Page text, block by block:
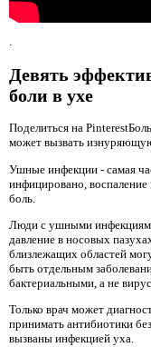
.
Девять
боли в ухе
Поделиться на
может вызвать
Ушные инфекции - самая
инфицировано,
боль.
Люди с ушными
давление в носовых
близлежащих областей
быть отдельным
бактериальными, а не
Только врач может
принимать антибиотики
вызваны инфекцией уха.